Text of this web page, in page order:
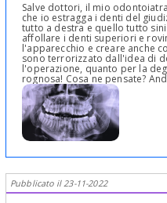
Salve dottori, il mio
che io estragga i denti del
tutto a destra e quello tutto
affollare i denti superiori e
l'apparecchio e creare anche
sono terrorizzato dall'idea di
l'operazione, quanto per la
rognosa! Cosa ne pensate?
Pubblicato il 23-11-2022